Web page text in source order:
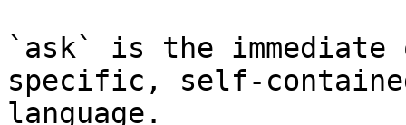
`ask` is the
specific, self-
language.